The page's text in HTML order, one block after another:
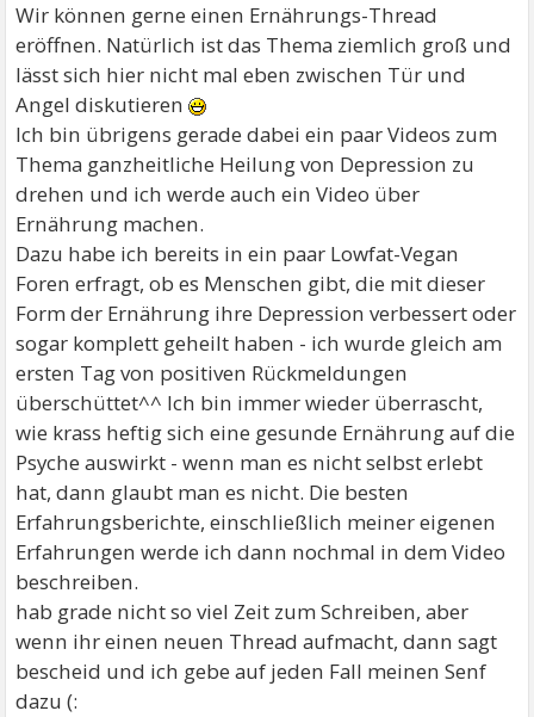
Wir können gerne einen Ernährungs-Thread
eröffnen. Natürlich ist das Thema ziemlich groß und
lässt sich hier nicht mal eben zwischen Tür und
Angel diskutieren
Ich bin übrigens gerade dabei ein paar Videos zum
Thema ganzheitliche Heilung von Depression zu
drehen und ich werde auch ein Video über
Ernährung machen.
Dazu habe ich bereits in ein paar Lowfat-Vegan
Foren erfragt, ob es Menschen gibt, die mit dieser
Form der Ernährung ihre Depression verbessert oder
sogar komplett geheilt haben - ich wurde gleich am
ersten Tag von positiven Rückmeldungen
überschüttet^^ Ich bin immer wieder überrascht,
wie krass heftig sich eine gesunde Ernährung auf die
Psyche auswirkt - wenn man es nicht selbst erlebt
hat, dann glaubt man es nicht. Die besten
Erfahrungsberichte, einschließlich meiner eigenen
Erfahrungen werde ich dann nochmal in dem Video
beschreiben.
hab grade nicht so viel Zeit zum Schreiben, aber
wenn ihr einen neuen Thread aufmacht, dann sagt
bescheid und ich gebe auf jeden Fall meinen Senf
dazu (: